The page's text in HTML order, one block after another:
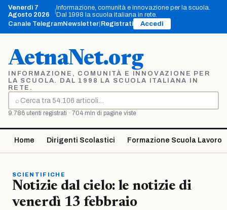
Vai
contenuto
Venerdì 7
Agosto 2026
Informazione, comunità e innovazione per la scuola.
Dal 1998 la scuola italiana in rete.
Canale TelegramNewsletter Registrati Accedi
AetnaNet.org
INFORMAZIONE, COMUNITÀ E INNOVAZIONE PER
LA SCUOLA. DAL 1998 LA SCUOLA ITALIANA IN
RETE.
⌕
Cerca
9.786 utenti registrati · 704 mln di pagine viste
Home Dirigenti Scolastici Formazione Scuola Lavoro
SCIENTIFICHE
Notizie dal cielo: le notizie di
venerdì 13 febbraio